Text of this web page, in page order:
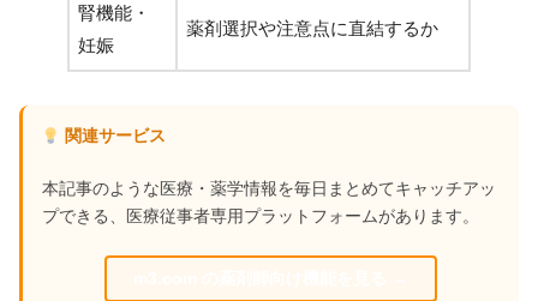
腎機能・
妊娠
薬剤選択や注意点に直結するか
関連サービス
本記事のような医療・薬学情報を毎日まとめてキャッチアッ
プできる、医療従事者専用プラットフォームがあります。